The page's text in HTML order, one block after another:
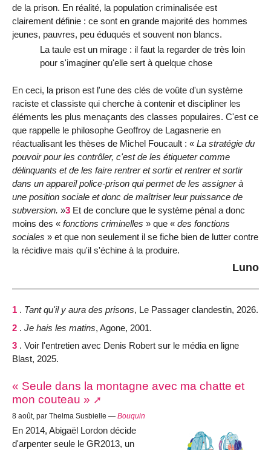
de la prison. En réalité, la population criminalisée est
clairement définie : ce sont en grande majorité des hommes
jeunes, pauvres, peu éduqués et souvent non blancs.
La taule est un mirage : il faut la regarder de très loin
pour s'imaginer qu'elle sert à quelque chose
En ceci, la prison est l'une des clés de voûte d'un système
raciste et classiste qui cherche à contenir et discipliner les
éléments les plus menaçants des classes populaires. C'est ce
que rappelle le philosophe Geoffroy de Lagasnerie en
réactualisant les thèses de Michel Foucault : « La stratégie du
pouvoir pour les contrôler, c'est de les étiqueter comme
délinquants et de les faire rentrer et sortir et rentrer et sortir
dans un appareil police-prison qui permet de les assigner à
une position sociale et donc de maîtriser leur puissance de
subversion. »3 Et de conclure que le système pénal a donc
moins des « fonctions criminelles » que « des fonctions
sociales » et que non seulement il se fiche bien de lutter contre
la récidive mais qu'il s'échine à la produire.
Luno
1 . Tant qu'il y aura des prisons, Le Passager clandestin, 2026.
2 . Je hais les matins, Agone, 2001.
3 . Voir l'entretien avec Denis Robert sur le média en ligne
Blast, 2025.
« Seule dans la montagne avec ma chatte et
mon couteau »
8 août, par Thelma Susbielle — Bouquin
En 2014, Abigaël Lordon décide
d'arpenter seule le GR2013, un